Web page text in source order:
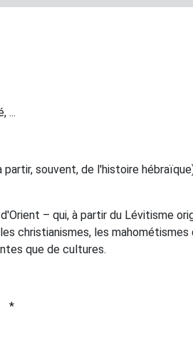
...
souvent, de l'histoire
– qui, à partir du Lévitisme
christianismes, les
que de cultures.
*